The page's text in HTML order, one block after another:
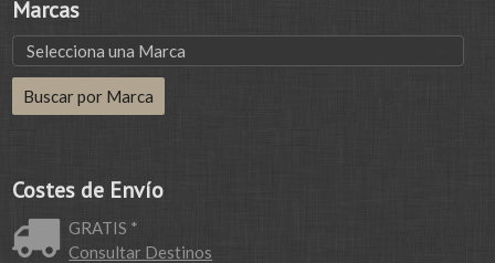
Marcas
Costes de Envío
GRATIS *
Consultar Destinos